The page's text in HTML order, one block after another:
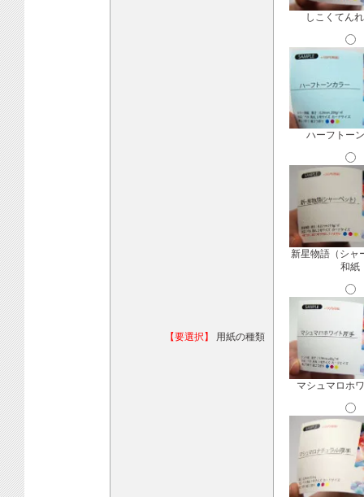
【要選択】 用紙の種類
しこくてん
ハーフトー
新星物語（シャ
和紙
マシュマロホ